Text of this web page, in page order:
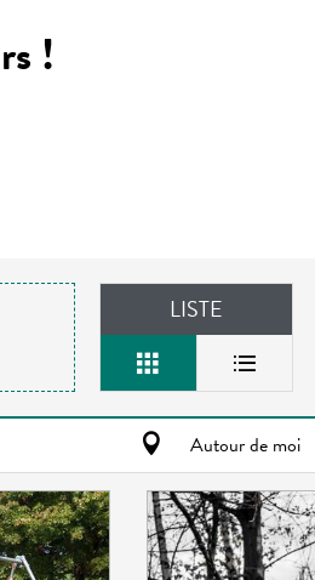
!
LISTE
Autour de moi